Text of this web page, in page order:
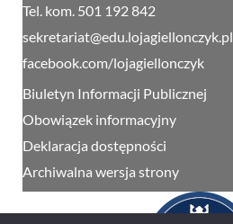
Tel. kom. 501 192 842
sekretariat@edu.lojagiellonczyk.pl
facebook.com/lojagiellonczyk
Biuletyn Informacji Publicznej
Obowiązek informacyjny
Deklaracja dostępności
Archiwalna wersja strony